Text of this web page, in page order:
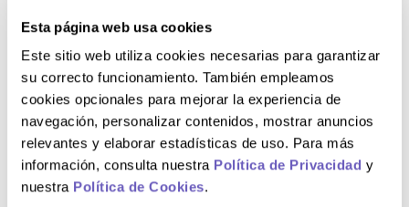
Esta página web usa cookies
Este sitio web utiliza cookies necesarias para garantizar
su correcto funcionamiento. También empleamos
cookies opcionales para mejorar la experiencia de
navegación, personalizar contenidos, mostrar anuncios
relevantes y elaborar estadísticas de uso. Para más
información, consulta nuestra Política de Privacidad y
nuestra Política de Cookies.
Caja x30
Imelda 60 mg
Cápsulas de
Liberación
Retardada
Caja x30
Amizal 45 mg
Comprimidos
Recubiertos